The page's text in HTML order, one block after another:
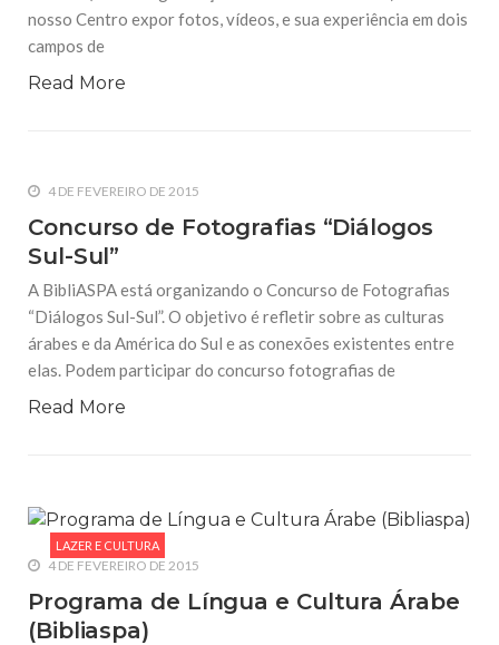
nosso Centro expor fotos, vídeos, e sua experiência em dois
campos de
Read More
4 DE FEVEREIRO DE 2015
Concurso de Fotografias “Diálogos
Sul-Sul”
A BibliASPA está organizando o Concurso de Fotografias
“Diálogos Sul-Sul”. O objetivo é refletir sobre as culturas
árabes e da América do Sul e as conexões existentes entre
elas. Podem participar do concurso fotografias de
Read More
LAZER E CULTURA
4 DE FEVEREIRO DE 2015
Programa de Língua e Cultura Árabe
(Bibliaspa)